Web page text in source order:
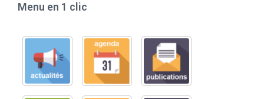
Menu en 1 clic